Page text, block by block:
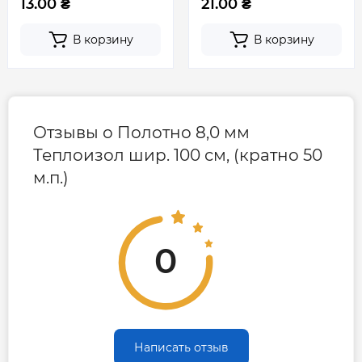
кровли, стен и пола;
- уплотнение стеклопакетов;
линолеум;
- утепление и изоляция систем отопления,
горячего и холодного водоснабжения,
- теплоизоляция трубопроводов;
- изоляция от электромагнитных излучений;
В автомобилестроении используют для
утепления и шумоизоляции.
предметов, посуды; электронной бытовой и
13.00 ₴
В корзину
21.00 ₴
В корзину
Отзывы о Полотно 8,0 мм
Теплоизол шир. 100 см, (кратно 50
м.п.)
0
Написать отзыв